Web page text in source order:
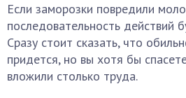
Если заморозки повредили
последовательность действий
Сразу стоит сказать, что
придется, но вы хотя бы
вложили столько труда.